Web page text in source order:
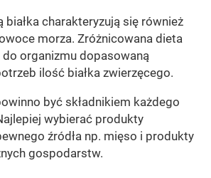
charakteryzują się również
morza. Zróżnicowana dieta
organizmu dopasowaną
ilość białka zwierzęcego.
być składnikiem każdego
wybierać produkty
źródła np. mięso i produkty
gospodarstw.